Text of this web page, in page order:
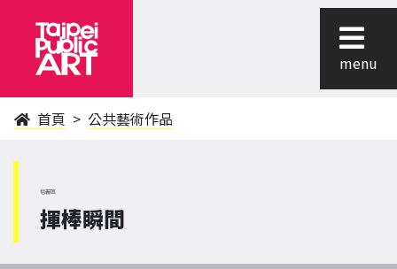
menu
首頁 公共藝術作品
信義區
揮棒瞬間